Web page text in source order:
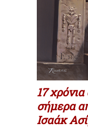
17
σήμερα
Ισαάκ